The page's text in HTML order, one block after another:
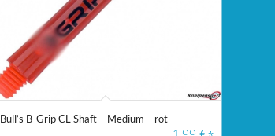
Bull’s B-Grip CL Shaft – Medium – rot